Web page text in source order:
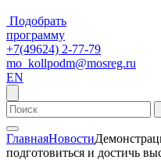
Подобрать
программу
+7(49624) 2-77-79
mo_kollpodm@mosreg.ru
EN
ГлавнаяНовости
подготовиться и достичь